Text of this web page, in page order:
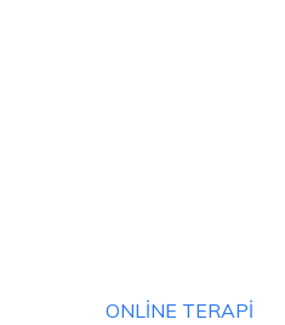
ONLINE TERAPI